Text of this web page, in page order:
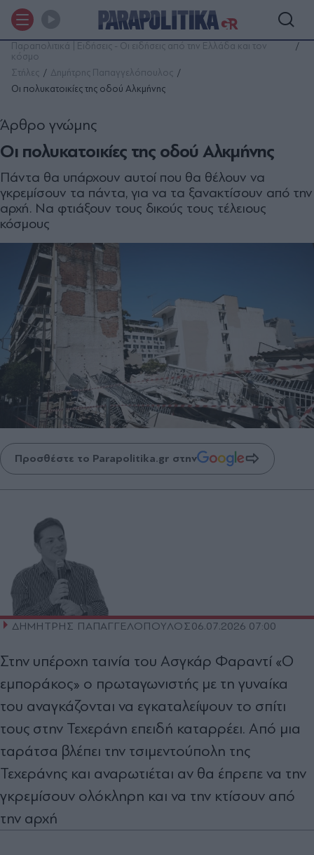
Παραπολιτικά | Ειδήσεις - Οι ειδήσεις από την Ελλάδα και τον
κόσμο
Στήλες
Δημήτρης Παπαγγελόπουλος
Οι πολυκατοικίες της οδού Αλκµήνης
Οι πολυκατοικίες της οδού Αλκµήνης
Άρθρο γνώμης
Πάντα θα υπάρχουν αυτοί που θα θέλουν να
γκρεµίσουν τα πάντα, για να τα ξανακτίσουν από την
αρχή. Να φτιάξουν τους δικούς τους τέλειους
κόσµους
Προσθέστε το Parapolitika.gr στην
ΔΗΜΗΤΡΗΣ ΠΑΠΑΓΓΕΛΟΠΟΥΛΟΣ06.07.2026 07:00
Στην υπέροχη ταινία του Ασγκάρ Φαραντί «Ο
εµποράκος» ο πρωταγωνιστής µε τη γυναίκα
του αναγκάζονται να εγκαταλείψουν το σπίτι
τους στην Τεχεράνη επειδή καταρρέει. Από µια
ταράτσα βλέπει την τσιµεντούπολη της
Τεχεράνης και αναρωτιέται αν θα έπρεπε να την
γκρεµίσουν ολόκληρη και να την κτίσουν από
την αρχή